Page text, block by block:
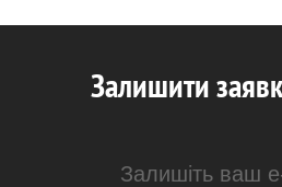
Залишити
Залишіть ваш